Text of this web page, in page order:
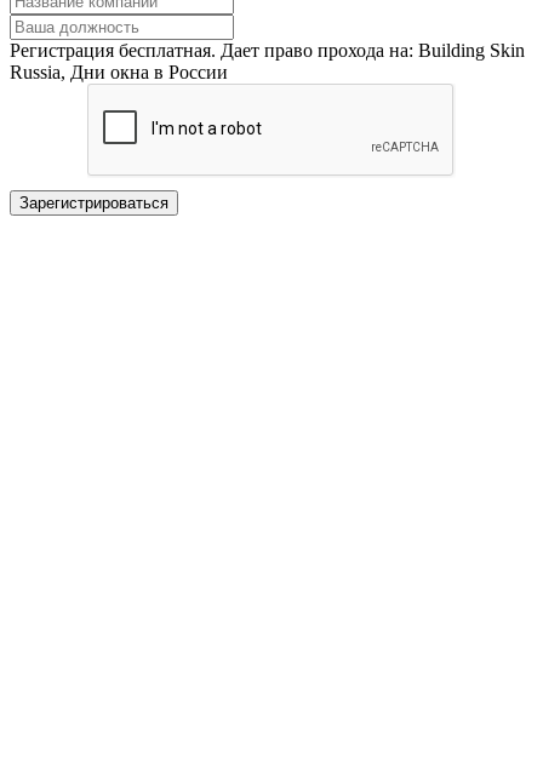
Регистрация бесплатная. Дает право прохода на: Building Skin
Russia, Дни окна в России
Зарегистрироваться